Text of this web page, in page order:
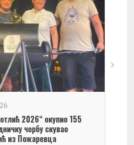
2026“ окупио 155
чорбу скувао
из Пожаревца